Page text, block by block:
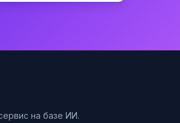
на базе ИИ.